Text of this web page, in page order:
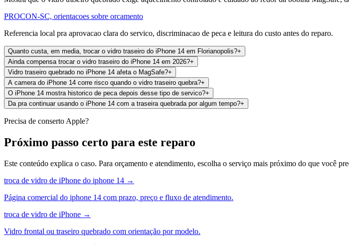
PROCON-SC, orientacoes sobre orcamento
Referencia local pra aprovacao clara do servico, discriminacao de peca e leitura do custo antes do reparo.
Quanto custa, em media, trocar o vidro traseiro do iPhone 14 em Florianopolis?+
Ainda compensa trocar o vidro traseiro do iPhone 14 em 2026?+
Vidro traseiro quebrado no iPhone 14 afeta o MagSafe?+
A camera do iPhone 14 corre risco quando o vidro traseiro quebra?+
O iPhone 14 mostra historico de peca depois desse tipo de servico?+
Da pra continuar usando o iPhone 14 com a traseira quebrada por algum tempo?+
Precisa de conserto Apple?
Próximo passo certo para este reparo
Este conteúdo explica o caso. Para orçamento e atendimento, escolha o serviço mais próximo do que você
troca de vidro de iPhone do iphone 14 →
Página comercial do iphone 14 com prazo, preço e fluxo de atendimento.
troca de vidro de iPhone →
Vidro frontal ou traseiro quebrado com orientação por modelo.